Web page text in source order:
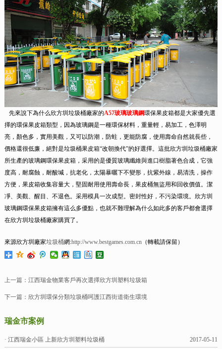
先來說下為什么欣方圳垃圾桶廠家的A57玻璃玻璃鋼環保果皮箱都是大家優先選
擇的環保果皮箱類型，因為玻璃鋼是一種環保材料，重量輕，易加工，色澤明
亮，顏色多，實用美觀，又可以防潮，防蛀，更能防腐，使用壽命自然就長些，
價格還很低廉，絕對是垃圾桶果皮箱“改朝換代”的好選擇。這批欣方圳垃圾桶廠家
所生產的玻璃鋼環保果皮箱，采用的是優質玻璃纖維與進口樹脂著色合成，它強
度高，耐腐蝕，耐酸堿，抗老化，太陽暴曬下不變形，抗紫外線，易清洗，操作
方便，果皮箱收集容量大，堅固耐用使用壽命長，果皮桶無盜用和回收價值。潔
凈、美觀、醒目、不退色。采用模具一次成型。密封性好，不污染環境。欣方圳
玻璃鋼環保果皮箱擁有這么多優點，也就不難理解為什么如此多的客戶都會選擇
在欣方圳垃圾桶廠家購買了。
來源欣方圳廠家垃圾桶網:http://www.bestgames.com.cn（轉載請保留）
上一篇： 江西瑞金物業客戶再次選擇欣方圳塑料垃圾箱
下一篇： 欣方圳環保分類垃圾桶呵護江西街道衛生環境
瑞金市案例
2017-05-11
· 江西瑞金小區 上新欣方圳塑料垃圾桶